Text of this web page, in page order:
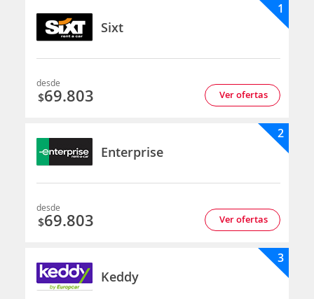
Sixt
1
desde
$69.803 Ver ofertas
Enterprise
2
desde
$69.803 Ver ofertas
Keddy
3